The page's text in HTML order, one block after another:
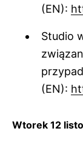
(EN):
Studio
(EN):
Wtorek 12